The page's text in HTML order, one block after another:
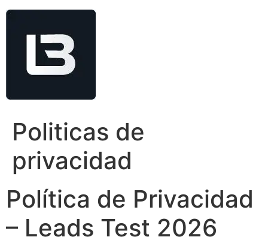
Politicas de
privacidad
Política de Privacidad
– Leads Test 2026